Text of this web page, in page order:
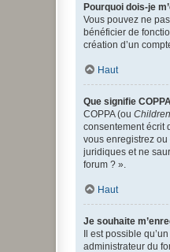
Pourquoi dois-je
Vous pouvez ne
bénéficier de
création d’un
Haut
Que signifie
COPPA (ou
consentement écrit
vous enregistrez
juridiques et ne
forum ? ».
Haut
Je souhaite
Il est possible
administrateur du